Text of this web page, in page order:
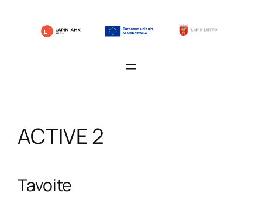
ACTIVE 2
Tavoite